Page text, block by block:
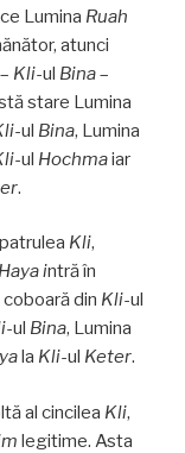
Lumina Ruah
atunci
Kli-ul Bina–
stare Lumina
-ul Bina, Lumina
-ul Hochmaiar
.
Kli,
Haya intră în
coboară din Kli-ul
-ul Bina, Lumina
la Kli-ul Keter.
al cincilea Kli,
legitime. Asta